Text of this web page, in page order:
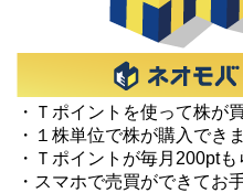
・Ｔポイントを使って株が
・１株単位で株が購入できま
・Ｔポイントが毎月200ptも
・スマホで売買ができてお